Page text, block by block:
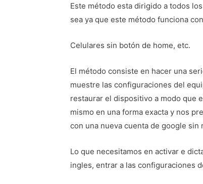
Este método esta dirigido a todos
sea ya que este método funciona
Celulares sin botón de home, etc.
El método consiste en hacer una
muestre las configuraciones del
restaurar el dispositivo a modo que
mismo en una forma exacta y nos
con una nueva cuenta de google sin
Lo que necesitamos en activar e
ingles, entrar a las configuraciones